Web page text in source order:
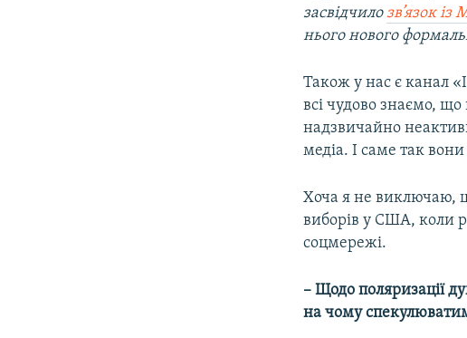
засвідчилозв’язок
нього нового
Також у нас є канал
всі чудово знаємо,
надзвичайно
медіа. І саме так
Хоча я не виключаю,
виборів у США, коли
соцмережі.
– Щодо поляризації
на чому